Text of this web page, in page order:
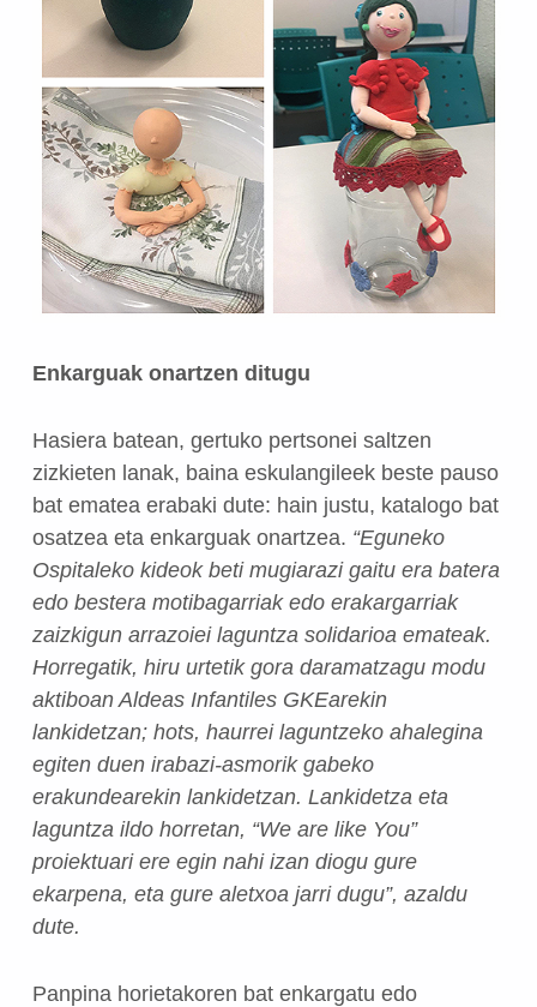
Enkarguak onartzen ditugu
Hasiera batean, gertuko pertsonei saltzen
zizkieten lanak, baina eskulangileek beste pauso
bat ematea erabaki dute: hain justu, katalogo bat
osatzea eta enkarguak onartzea. “Eguneko
Ospitaleko kideok beti mugiarazi gaitu era batera
edo bestera motibagarriak edo erakargarriak
zaizkigun arrazoiei laguntza solidarioa emateak.
Horregatik, hiru urtetik gora daramatzagu modu
aktiboan Aldeas Infantiles GKEarekin
lankidetzan; hots, haurrei laguntzeko ahalegina
egiten duen irabazi-asmorik gabeko
erakundearekin lankidetzan. Lankidetza eta
laguntza ildo horretan, “We are like You”
proiektuari ere egin nahi izan diogu gure
ekarpena, eta gure aletxoa jarri dugu”, azaldu
dute.
Panpina horietakoren bat enkargatu edo